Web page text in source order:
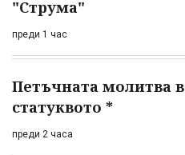
"Струма"
преди 1 час
Петъчната молитва
статуквото *
преди 2 часа